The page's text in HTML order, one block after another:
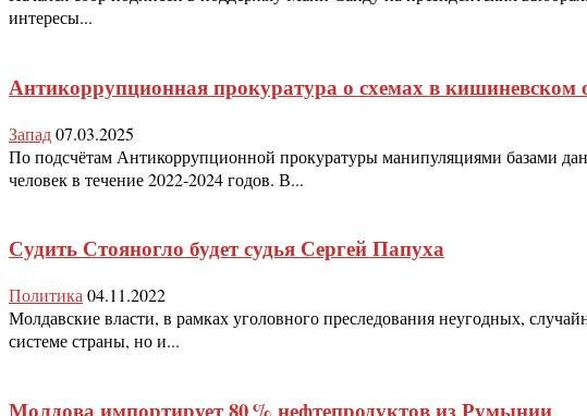
интересы...
Антикоррупционная прокуратура о схемах в кишиневском
Запад07.03.2025
По подсчётам Антикоррупционной прокуратуры манипуляциями базами
человек в течение 2022-2024 годов. В...
Судить Стояногло будет судья Сергей Папуха
Политика 04.11.2022
Молдавские власти, в рамках уголовного преследования неугодных,
системе страны, но и...
Молдова импортирует 80 % нефтепродуктов из Румынии